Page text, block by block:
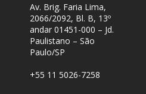
Av. Brig. Faria Lima,
2066/2092, Bl. B, 13º
andar 01451-000 – Jd.
Paulistano – São
Paulo/SP
+55 11 5026-7258